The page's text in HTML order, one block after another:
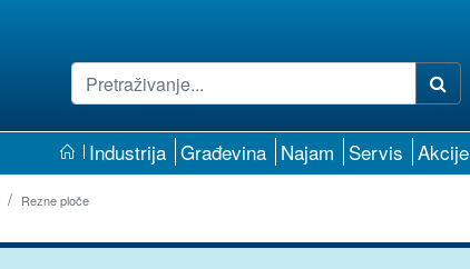
Industrija Građevina Najam Servis Akcije
Rezne ploče